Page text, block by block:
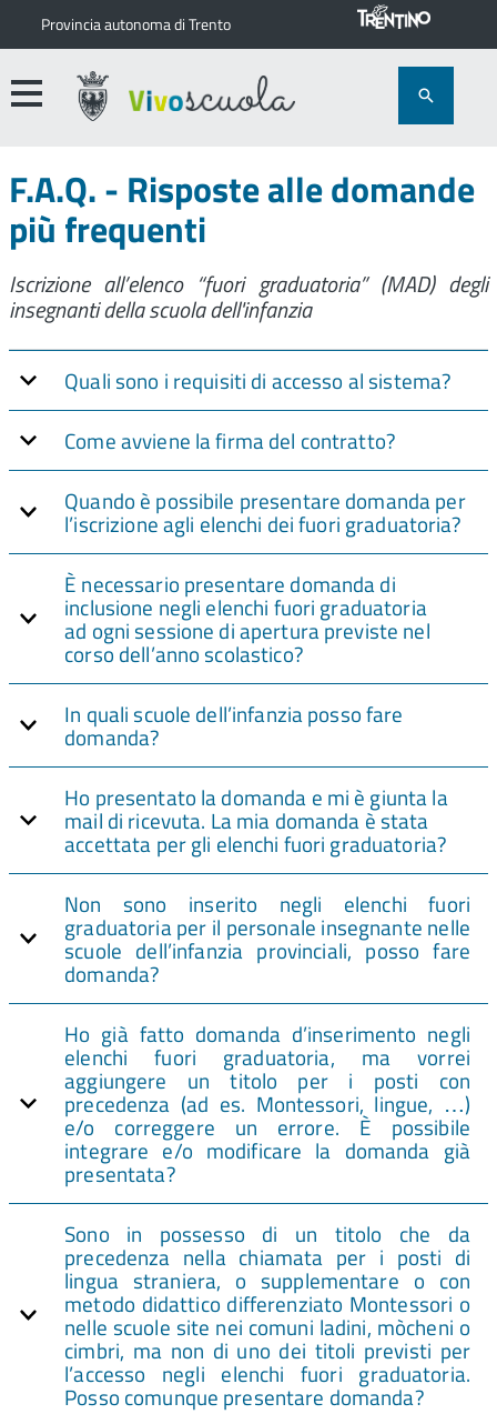
Provincia autonoma di Trento
F.A.Q. - Risposte alle domande
più frequenti
Iscrizione all’elenco “fuori graduatoria” (MAD) degli
insegnanti della scuola dell'infanzia
Quali sono i requisiti di accesso al sistema?
Come avviene la firma del contratto?
Quando è possibile presentare domanda per
l’iscrizione agli elenchi dei fuori graduatoria?
È necessario presentare domanda di
inclusione negli elenchi fuori graduatoria
ad ogni sessione di apertura previste nel
corso dell’anno scolastico?
In quali scuole dell’infanzia posso fare
domanda?
Ho presentato la domanda e mi è giunta la
mail di ricevuta. La mia domanda è stata
accettata per gli elenchi fuori graduatoria?
Non sono inserito negli elenchi fuori
graduatoria per il personale insegnante nelle
scuole dell’infanzia provinciali, posso fare
domanda?
Ho già fatto domanda d’inserimento negli
elenchi fuori graduatoria, ma vorrei
aggiungere un titolo per i posti con
precedenza (ad es. Montessori, lingue, …)
e/o correggere un errore. È possibile
integrare e/o modificare la domanda già
presentata?
Sono in possesso di un titolo che da
precedenza nella chiamata per i posti di
lingua straniera, o supplementare o con
metodo didattico differenziato Montessori o
nelle scuole site nei comuni ladini, mòcheni o
cimbri, ma non di uno dei titoli previsti per
l’accesso negli elenchi fuori graduatoria.
Posso comunque presentare domanda?